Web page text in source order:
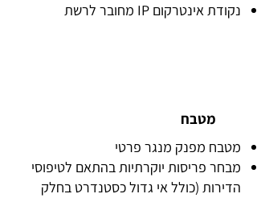
נקודת אינטרקום IP מחובר לרשת
מטבח
מטבח מפנק מנגר פרטי
מבחר פריסות יוקרתיות בהתאם לטיפוסי
הדירות (כולל אי גדול כסטנדרט בחלק